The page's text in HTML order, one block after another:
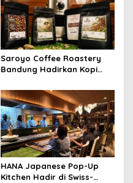
Saroyo Coffee Roastery
Bandung Hadirkan Kopi
Rasa Khas Nusantara
HANA Japanese Pop-Up
Kitchen Hadir di Swiss-